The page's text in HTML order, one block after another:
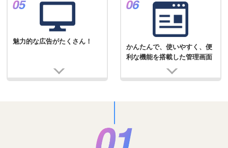
魅力的な広告がたくさん！
かんたんで、使いやすく、便
利な機能を搭載した管理画面